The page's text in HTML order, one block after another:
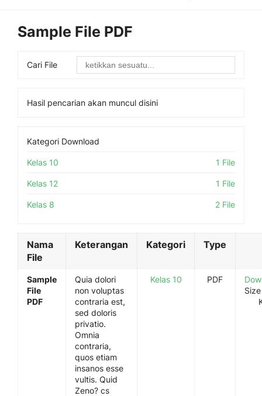
Sample File PDF
Cari File
Hasil pencarian akan muncul disini
Kategori Download
Kelas 10 1 File
Kelas 12 1 File
Kelas 8 2 File
Nama
File
Keterangan Kategori Type
Sample
File
PDF
Quia dolori
non voluptas
contraria est,
sed doloris
privatio.
Omnia
contraria,
quos etiam
insanos esse
vultis. Quid
Zeno? cs
Kelas 10 PDF